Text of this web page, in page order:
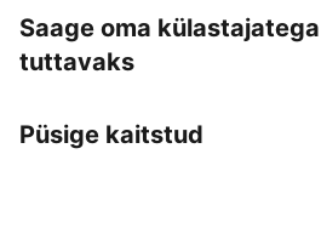
Saage oma
tuttavaks
Püsige kaitstud